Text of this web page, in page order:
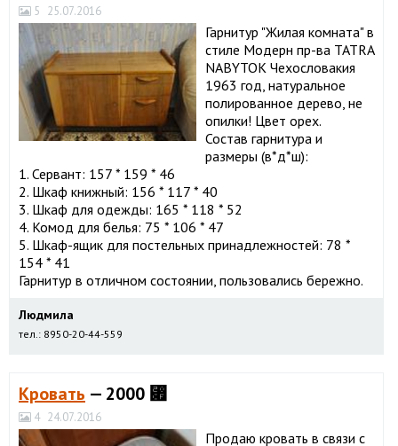
5 25.07.2016
Гарнитур "Жилая комната" в
стиле Модерн пр-ва TATRA
NABYTOK Чехословакия
1963 год, натуральное
полированное дерево, не
опилки! Цвет орех.
Состав гарнитура и
размеры (в*д*ш):
1. Сервант: 157 * 159 * 46
2. Шкаф книжный: 156 * 117 * 40
3. Шкаф для одежды: 165 * 118 * 52
4. Комод для белья: 75 * 106 * 47
5. Шкаф-ящик для постельных принадлежностей: 78 *
154 * 41
Гарнитур в отличном состоянии, пользовались бережно.
Людмила
тел.: 8950-20-44-559
Кровать — 2000 ⃏
4 24.07.2016
Продаю кровать в связи с